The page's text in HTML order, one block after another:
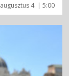
augusztus 4. | 5:00